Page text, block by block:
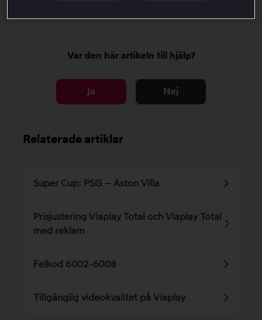
Var den här artikeln till hjälp?
Ja Nej
Relaterade artiklar
Super Cup: PSG – Aston Villa
Prisjustering Viaplay Total och Viaplay Total
med reklam
Felkod 6002-6008
Tillgänglig videokvalitet på Viaplay